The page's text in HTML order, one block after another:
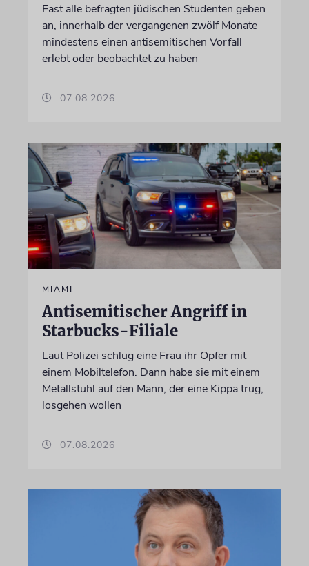
Fast alle befragten jüdischen Studenten geben
an, innerhalb der vergangenen zwölf Monate
mindestens einen antisemitischen Vorfall
erlebt oder beobachtet zu haben
07.08.2026
MIAMI
Antisemitischer Angriff in
Starbucks-Filiale
Laut Polizei schlug eine Frau ihr Opfer mit
einem Mobiltelefon. Dann habe sie mit einem
Metallstuhl auf den Mann, der eine Kippa trug,
losgehen wollen
07.08.2026